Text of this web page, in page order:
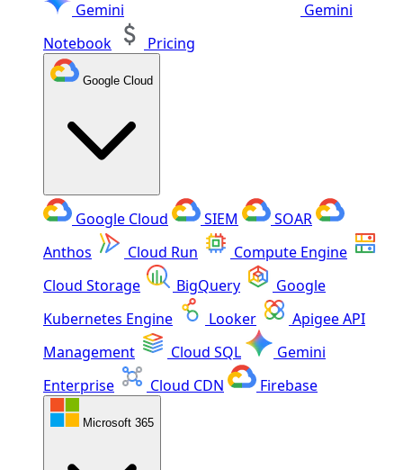
Gemini
Gemini
Notebook
Pricing
Google Cloud
Google Cloud SIEM
SOAR
Anthos
Cloud Run
Compute Engine
Cloud Storage
BigQuery
Google
Kubernetes Engine
Looker
Apigee API
Management
Cloud SQL
Gemini
Enterprise
Cloud CDN Firebase
Microsoft 365